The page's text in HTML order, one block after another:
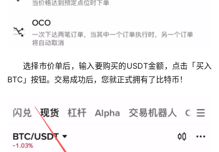
选择市价单后，输入要购买的USDT金额，点击「买入
BTC」按钮。交易成功后，您就正式拥有了比特币！